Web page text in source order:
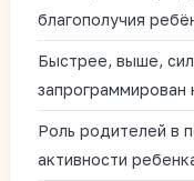
благополучия
Быстрее, выше,
запрограммирован
Роль родителей в
активности